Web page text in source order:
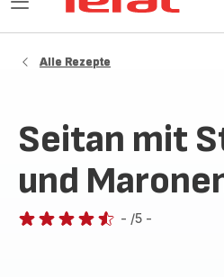
Das
Alle Rezepte
Seitan mit
und
- /5 -